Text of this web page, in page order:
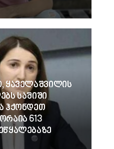
ყაველაშვილის
საშიში
ჰქონდეთ
613